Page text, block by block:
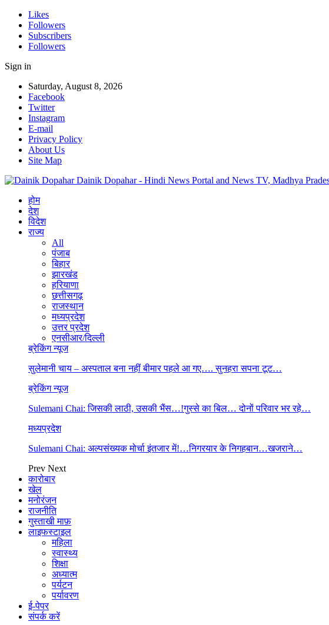
Likes
Followers
Subscribers
Followers
Sign in
Saturday, August 8, 2026
Facebook
Twitter
Instagram
E-mail
Privacy Policy
About Us
Site Map
Dainik Dopahar - Hindi News Portal and News TV, Madhya
होम
देश
विदेश
राज्य
All
पंजाब
बिहार
झारखंड
हरियाणा
छत्तीसगढ़
राजस्थान
मध्यप्रदेश
उत्तर प्रदेश
एनसीआर/दिल्ली
ब्रेकिंग न्यूज
सुलेमानी चाय – अस्पताल बना नहीं बीमार पहले आ गए…. सुनहरा सपना टूट…
ब्रेकिंग न्यूज
Sulemani Chai: जिसकी लाठी, उसकी भैंस…!गुस्से का बिल… दोनों परिवार भर रहे…
मध्यप्रदेश
Sulemani Chai: अल्पसंख्यक मोर्चा इंतजार में!…निगरयार के निगहबान…खजराने…
Prev Next
कारोबार
खेल
मनोरंजन
राजनीति
गुस्ताखी माफ़
लाइफस्टाइल
महिला
स्वास्थ्य
शिक्षा
अध्यात्म
पर्यटन
पर्यावरण
ई-पेपर
संपर्क करें